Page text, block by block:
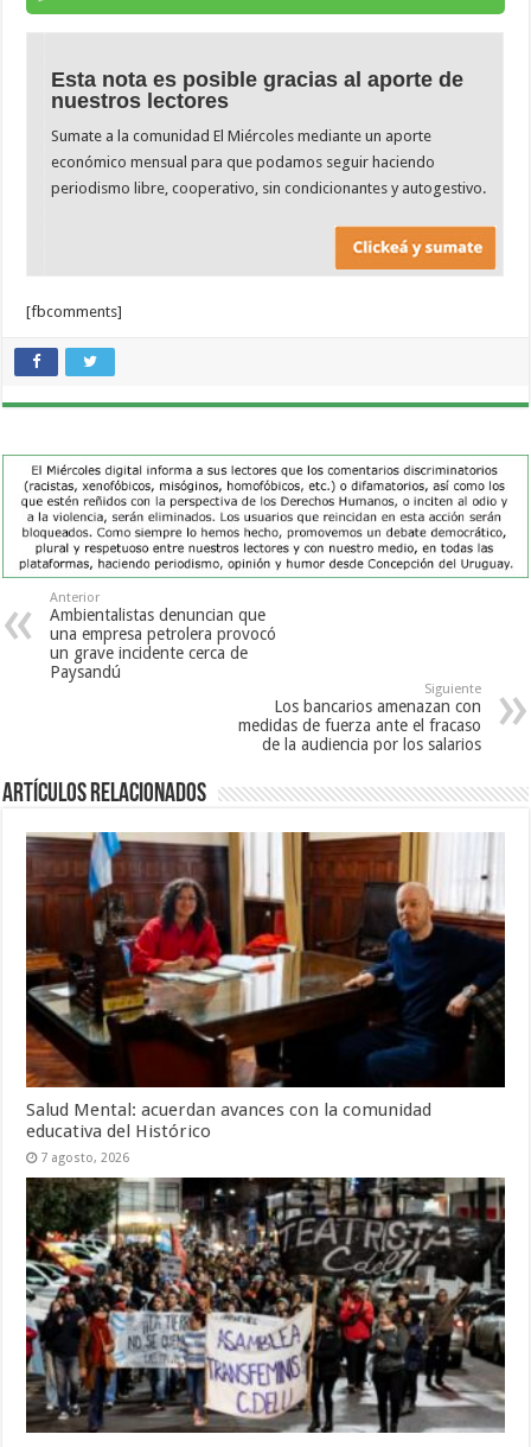
Esta nota es posible gracias al aporte de
nuestros lectores
Sumate a la comunidad El Miércoles mediante un aporte
económico mensual para que podamos seguir haciendo
periodismo libre, cooperativo, sin condicionantes y autogestivo.
[fbcomments]
Anterior
Ambientalistas denuncian que
una empresa petrolera provocó
un grave incidente cerca de
Paysandú
Siguiente
Los bancarios amenazan con
medidas de fuerza ante el fracaso
de la audiencia por los salarios
Artículos Relacionados
Salud Mental: acuerdan avances con la comunidad
educativa del Histórico
7 agosto, 2026